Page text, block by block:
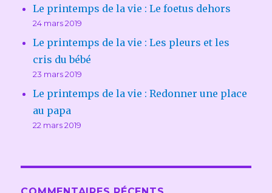
Le printemps de la vie : Le foetus dehors
24 mars 2019
Le printemps de la vie : Les pleurs et les
cris du bébé
23 mars 2019
Le printemps de la vie : Redonner une place
au papa
22 mars 2019